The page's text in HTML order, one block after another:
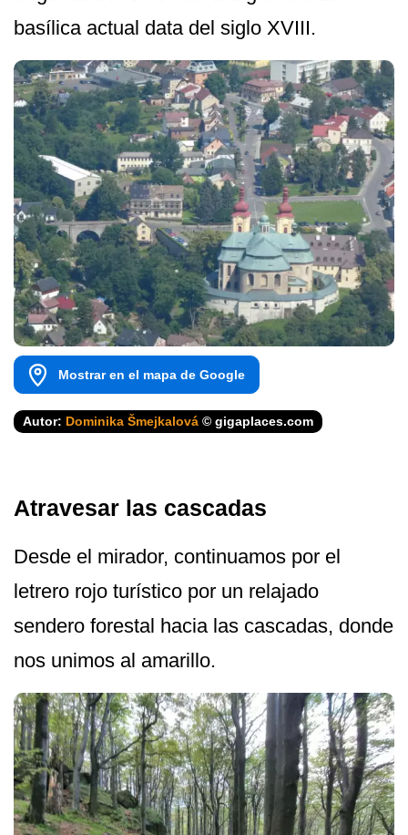
basílica actual data del siglo XVIII.
Mostrar en el mapa de Google
Autor: Dominika Šmejkalová © gigaplaces.com
Atravesar las cascadas
Desde el mirador, continuamos por el
letrero rojo turístico por un relajado
sendero forestal hacia las cascadas, donde
nos unimos al amarillo.